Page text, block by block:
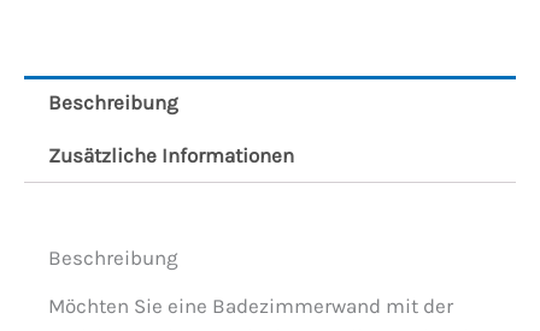
Beschreibung
Zusätzliche Informationen
Beschreibung
Möchten Sie eine Badezimmerwand mit der